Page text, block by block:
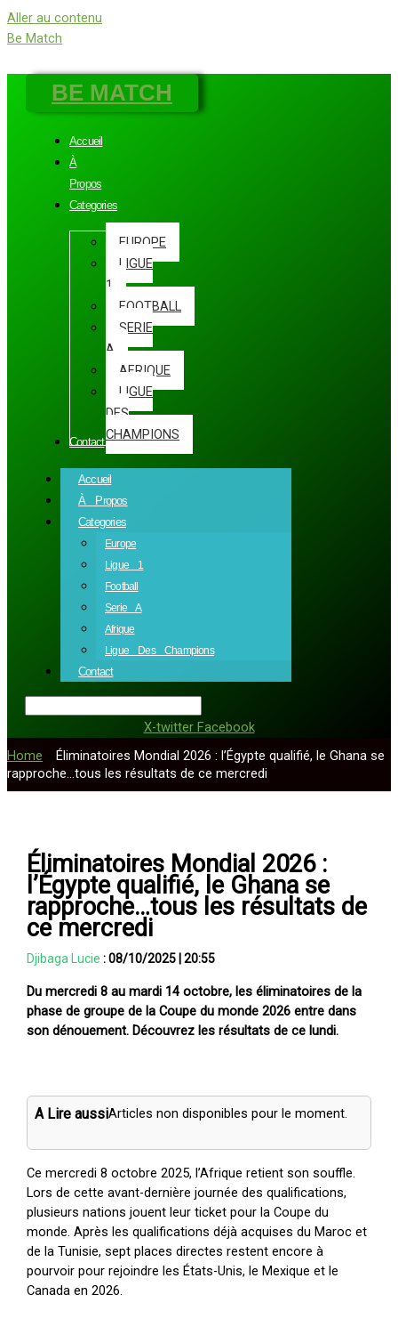
Aller au contenu
Be Match
BE MATCH
Accueil
À
Propos
Categories
EUROPE
LIGUE
1
FOOTBALL
SERIE
A
AFRIQUE
LIGUE
DES
CHAMPIONS
Contact
Accueil
À Propos
Categories
Europe
Ligue 1
Football
Serie A
Afrique
Ligue Des Champions
Contact
X-twitter Facebook
Home
Éliminatoires Mondial 2026 : l’Égypte qualifié, le Ghana se
rapproche…tous les résultats de ce mercredi
Éliminatoires Mondial 2026 :
l’Égypte qualifié, le Ghana se
rapproche…tous les résultats de
ce mercredi
Djibaga Lucie :08/10/2025|20:55
Du mercredi 8 au mardi 14 octobre, les éliminatoires de la
phase de groupe de la Coupe du monde 2026 entre dans
son dénouement. Découvrez les résultats de ce lundi.
A Lire aussiArticles non disponibles pour le moment.
Ce mercredi 8 octobre 2025, l’Afrique retient son souffle.
Lors de cette avant-dernière journée des qualifications,
plusieurs nations jouent leur ticket pour la Coupe du
monde. Après les qualifications déjà acquises du Maroc et
de la Tunisie, sept places directes restent encore à
pourvoir pour rejoindre les États-Unis, le Mexique et le
Canada en 2026.